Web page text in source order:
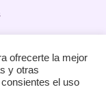
ofrecerte la mejor
y otras
el uso